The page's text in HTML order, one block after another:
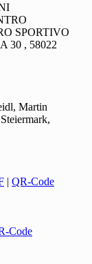
SPORTIVO
30 , 58022
Martin
| QR-Code
Code